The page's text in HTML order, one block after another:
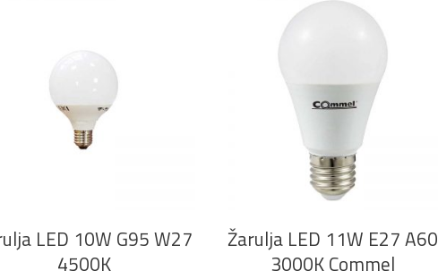
Vrata i
dovratnici
Bijela tehnika Elektromaterijal
LED 10W G95 W27
4500K
DODAJ U KOŠARICU
Žarulja LED 11W E27 A60
3000K Commel